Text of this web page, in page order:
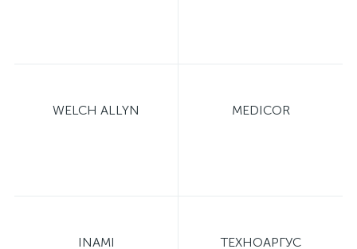
WELCH ALLYN MEDICOR
INAMI ТЕХНОАРГУС